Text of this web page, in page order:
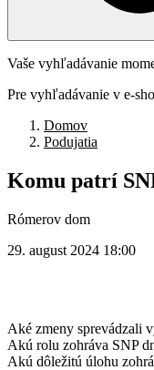
Vaše vyhľadávanie
Pre vyhľadávanie v e-
Domov
Podujatia
Komu patrí
Rómerov dom
29. august 2024 18:00
Aké zmeny sprevádzali
Akú rolu zohráva SNP
Akú dôležitú úlohu